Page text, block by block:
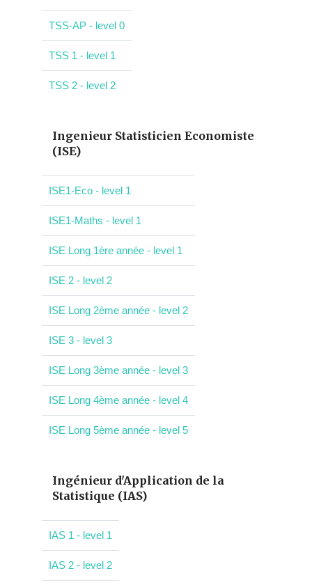
TSS-AP - level 0
TSS 1 - level 1
TSS 2 - level 2
Ingenieur Statisticien Economiste
(ISE)
ISE1-Eco - level 1
ISE1-Maths - level 1
ISE Long 1ère année - level 1
ISE 2 - level 2
ISE Long 2ème année - level 2
ISE 3 - level 3
ISE Long 3ème année - level 3
ISE Long 4ème année - level 4
ISE Long 5ème année - level 5
Ingénieur d'Application de la
Statistique (IAS)
IAS 1 - level 1
IAS 2 - level 2